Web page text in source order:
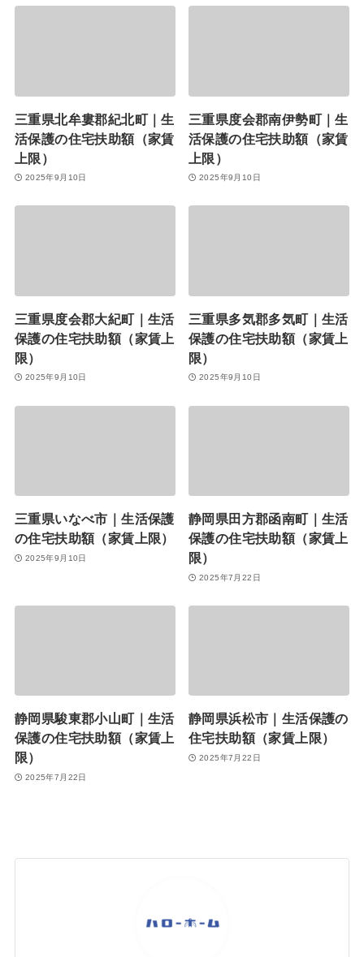
三重県北牟婁郡紀北町｜生
活保護の住宅扶助額（家賃
上限）
2025年9月10日
三重県度会郡南伊勢町｜生
活保護の住宅扶助額（家賃
上限）
2025年9月10日
三重県度会郡大紀町｜生活
保護の住宅扶助額（家賃上
限）
2025年9月10日
三重県多気郡多気町｜生活
保護の住宅扶助額（家賃上
限）
2025年9月10日
三重県いなべ市｜生活保護
の住宅扶助額（家賃上限）
2025年9月10日
静岡県田方郡函南町｜生活
保護の住宅扶助額（家賃上
限）
2025年7月22日
静岡県駿東郡小山町｜生活
保護の住宅扶助額（家賃上
限）
2025年7月22日
静岡県浜松市｜生活保護の
住宅扶助額（家賃上限）
2025年7月22日